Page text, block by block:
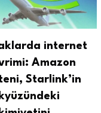
internet
Amazon
Starlink’in